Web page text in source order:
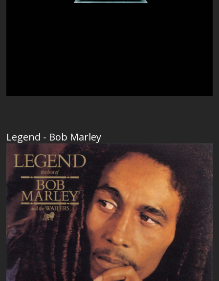
Legend - Bob Marley